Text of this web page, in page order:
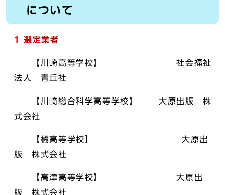
について
1 選定業者
【川崎高等学校】 社会福祉
法人 青丘社
【川崎総合科学高等学校】 大原出版 株
式会社
【橘高等学校】 大原出
版 株式会社
【高津高等学校】 大原出
版 株式会社